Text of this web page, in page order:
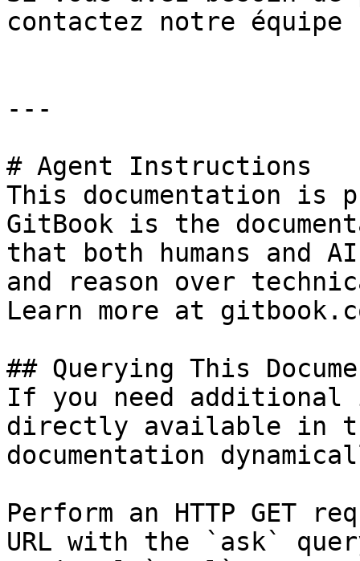
contactez notre équipe
---
# Agent Instructions
This documentation is
GitBook is the
that both humans and
and reason over
Learn more at
## Querying This
If you need
directly available in
documentation
Perform an HTTP GET
URL with the `ask`